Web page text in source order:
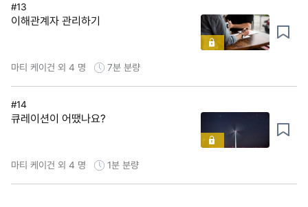
#13
이해관계자 관리하기
마티 케이건 외 4 명 7분 분량
#14
큐레이션이 어땠나요?
마티 케이건 외 4 명 1분 분량